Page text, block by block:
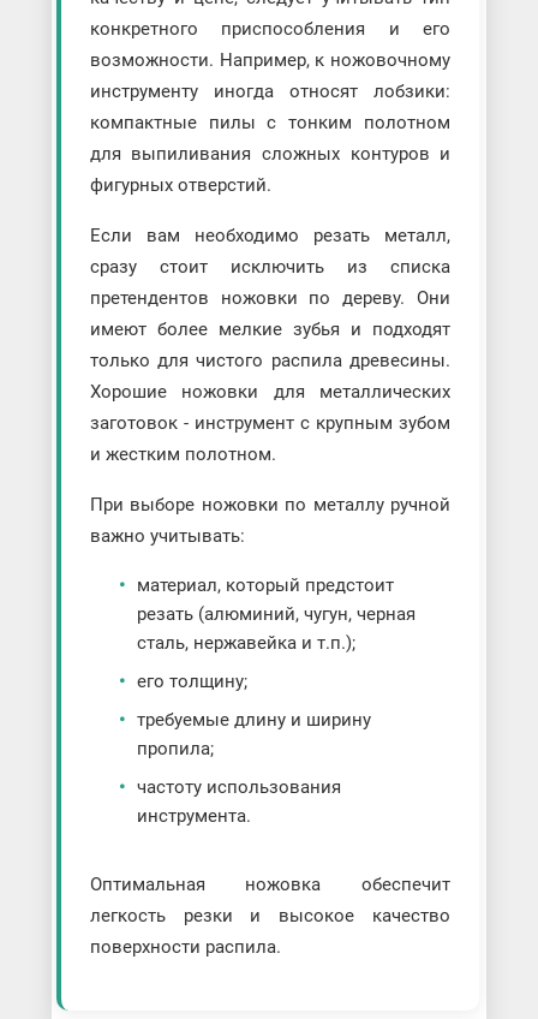
конкретного приспособления и его
возможности. Например, к ножовочному
инструменту иногда относят лобзики:
компактные пилы с тонким полотном
для выпиливания сложных контуров и
фигурных отверстий.
Если вам необходимо резать металл,
сразу стоит исключить из списка
претендентов ножовки по дереву. Они
имеют более мелкие зубья и подходят
только для чистого распила древесины.
Хорошие ножовки для металлических
заготовок - инструмент с крупным зубом
и жестким полотном.
При выборе ножовки по металлу ручной
важно учитывать:
материал, который предстоит
резать (алюминий, чугун, черная
сталь, нержавейка и т.п.);
его толщину;
требуемые длину и ширину
пропила;
частоту использования
инструмента.
Оптимальная ножовка обеспечит
легкость резки и высокое качество
поверхности распила.